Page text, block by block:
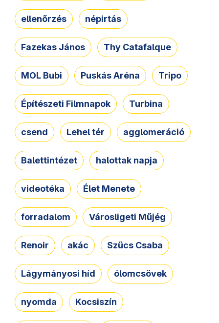
ellenőrzés népirtás
Fazekas János Thy Catafalque
MOL Bubi Puskás Aréna Tripo
Építészeti Filmnapok Turbina
csend Lehel tér agglomeráció
Balettintézet halottak napja
videotéka Élet Menete
forradalom Városligeti Műjég
Renoir akác Szűcs Csaba
Lágymányosi híd ólomcsövek
nyomda Kocsiszín